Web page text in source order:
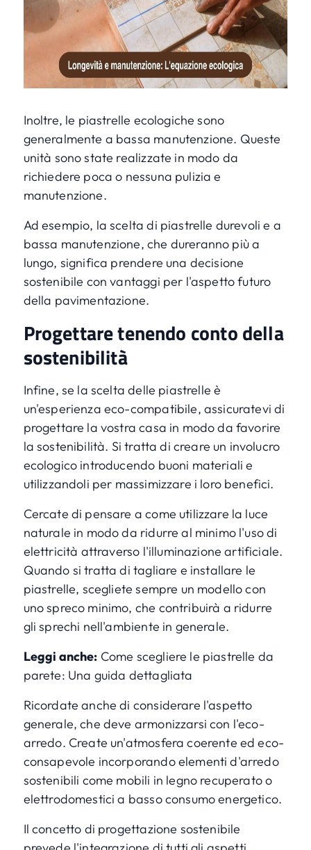
Inoltre, le piastrelle ecologiche sono
generalmente a bassa manutenzione. Queste
unità sono state realizzate in modo da
richiedere poca o nessuna pulizia e
manutenzione.
Ad esempio, la scelta di piastrelle durevoli e a
bassa manutenzione, che dureranno più a
lungo, significa prendere una decisione
sostenibile con vantaggi per l'aspetto futuro
della pavimentazione.
Progettare tenendo conto della
sostenibilità
Infine, se la scelta delle piastrelle è
un'esperienza eco-compatibile, assicuratevi di
progettare la vostra casa in modo da favorire
la sostenibilità. Si tratta di creare un involucro
ecologico introducendo buoni materiali e
utilizzandoli per massimizzare i loro benefici.
Cercate di pensare a come utilizzare la luce
naturale in modo da ridurre al minimo l'uso di
elettricità attraverso l'illuminazione artificiale.
Quando si tratta di tagliare e installare le
piastrelle, scegliete sempre un modello con
uno spreco minimo, che contribuirà a ridurre
gli sprechi nell'ambiente in generale.
Leggi anche: Come scegliere le piastrelle da
parete: Una guida dettagliata
Ricordate anche di considerare l'aspetto
generale, che deve armonizzarsi con l'eco-
arredo. Create un'atmosfera coerente ed eco-
consapevole incorporando elementi d'arredo
sostenibili come mobili in legno recuperato o
elettrodomestici a basso consumo energetico.
Il concetto di progettazione sostenibile